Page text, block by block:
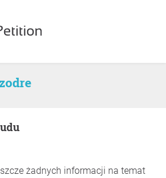
żadnych informacji na temat